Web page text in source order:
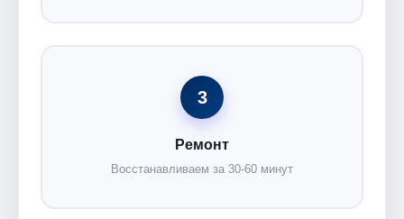
3
Ремонт
Восстанавливаем за 30-60 минут